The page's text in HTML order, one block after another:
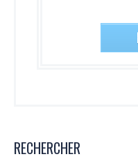
RECHERCHER